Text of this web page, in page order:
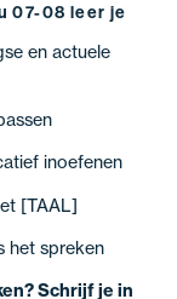
07-08 leer je
en actuele
inoefenen
[TAAL]
het spreken
Schrijf je in